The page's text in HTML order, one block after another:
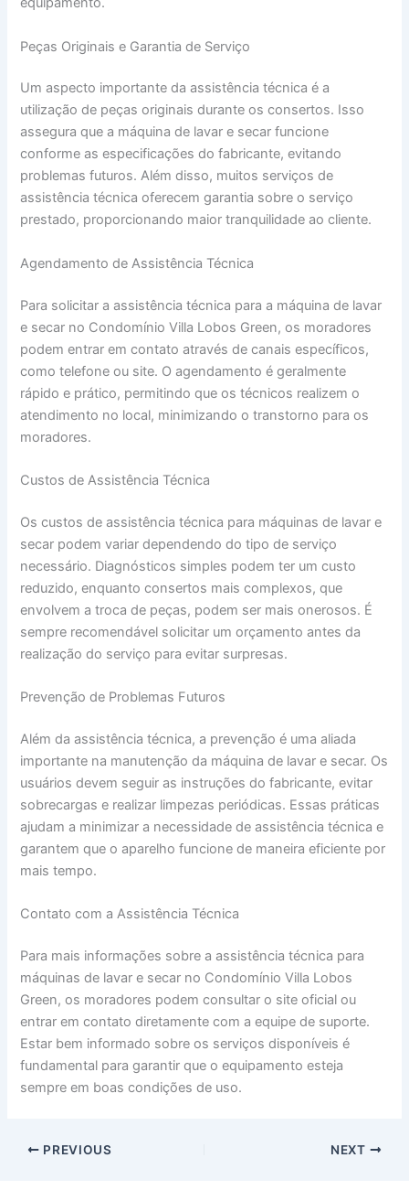
Peças Originais e Garantia de Serviço
Um aspecto importante da assistência técnica é a
utilização de peças originais durante os consertos. Isso
assegura que a máquina de lavar e secar funcione
conforme as especificações do fabricante, evitando
problemas futuros. Além disso, muitos serviços de
assistência técnica oferecem garantia sobre o serviço
prestado, proporcionando maior tranquilidade ao cliente.
Agendamento de Assistência Técnica
Para solicitar a assistência técnica para a máquina de lavar
e secar no Condomínio Villa Lobos Green, os moradores
podem entrar em contato através de canais específicos,
como telefone ou site. O agendamento é geralmente
rápido e prático, permitindo que os técnicos realizem o
atendimento no local, minimizando o transtorno para os
moradores.
Custos de Assistência Técnica
Os custos de assistência técnica para máquinas de lavar e
secar podem variar dependendo do tipo de serviço
necessário. Diagnósticos simples podem ter um custo
reduzido, enquanto consertos mais complexos, que
envolvem a troca de peças, podem ser mais onerosos. É
sempre recomendável solicitar um orçamento antes da
realização do serviço para evitar surpresas.
Prevenção de Problemas Futuros
Além da assistência técnica, a prevenção é uma aliada
importante na manutenção da máquina de lavar e secar. Os
usuários devem seguir as instruções do fabricante, evitar
sobrecargas e realizar limpezas periódicas. Essas práticas
ajudam a minimizar a necessidade de assistência técnica e
garantem que o aparelho funcione de maneira eficiente por
mais tempo.
Contato com a Assistência Técnica
Para mais informações sobre a assistência técnica para
máquinas de lavar e secar no Condomínio Villa Lobos
Green, os moradores podem consultar o site oficial ou
entrar em contato diretamente com a equipe de suporte.
Estar bem informado sobre os serviços disponíveis é
fundamental para garantir que o equipamento esteja
sempre em boas condições de uso.
PREVIOUS NEXT